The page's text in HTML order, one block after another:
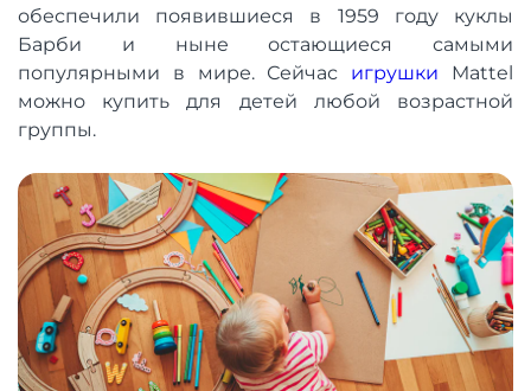
обеспечили появившиеся в 1959 году куклы
Барби и ныне остающиеся самыми
популярными в мире. Сейчас игрушки Mattel
можно купить для детей любой возрастной
группы.